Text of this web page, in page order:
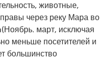
животные,
через реку Мара во
март, исключая
меньше посетителей и
большинство